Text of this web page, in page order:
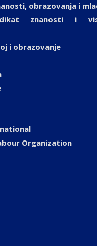
obrazovanja i
znanosti i
i obrazovanje
Organization